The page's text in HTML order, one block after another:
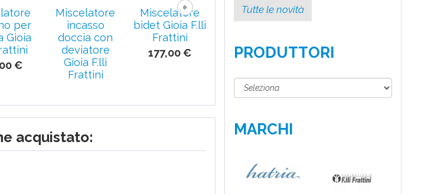
per
Gioia
€
Miscelatore
incasso
doccia con
deviatore
Gioia F.lli
Frattini
Miscelatore
bidet Gioia F.lli
Frattini
177,00 €
Miscelatore
lavabo Gioia
177,00 €
esterno per
F.lli Frattini
acquistato:
Tutte le novità
PRODUTTORI
MARCHI